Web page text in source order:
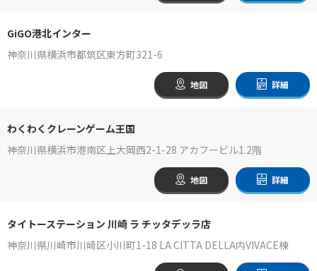
GiGO港北インター
神奈川県横浜市都筑区東方町321-6
地図 詳細
わくわくクレーンゲーム王国
神奈川県横浜市港南区上大岡西2-1-28 アカフービル1.2階
地図 詳細
タイトーステーション 川崎 ラ チッタデッラ店
神奈川県川崎市川崎区小川町1-18 LA CITTA DELLA内VIVACE棟